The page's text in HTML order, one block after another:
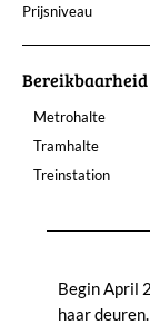
Prijsniveau
Bereikbaarheid
Metrohalte
Tramhalte
Treinstation
Begin April
haar